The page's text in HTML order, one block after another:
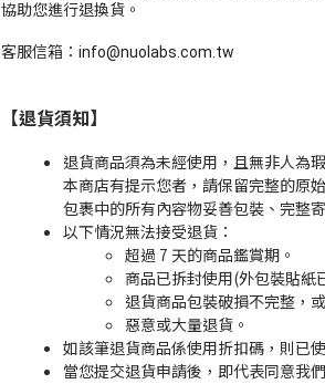
協助您進行退換貨。
客服信箱： info@nuolabs.com.tw
【退貨須知】
退貨商品須為未經使用，且無非人為
本商店有提示您者，請保留完整的原
包裹中的所有內容物妥善包裝、完整
以下情況無法接受退貨：
超過 7 天的商品鑑賞期。
商品已拆封使用(外包裝貼紙
退貨商品包裝破損不完整，
惡意或大量退貨。
如該筆退貨商品係使用折扣碼，則已
當您提交退貨申請後，即代表同意我